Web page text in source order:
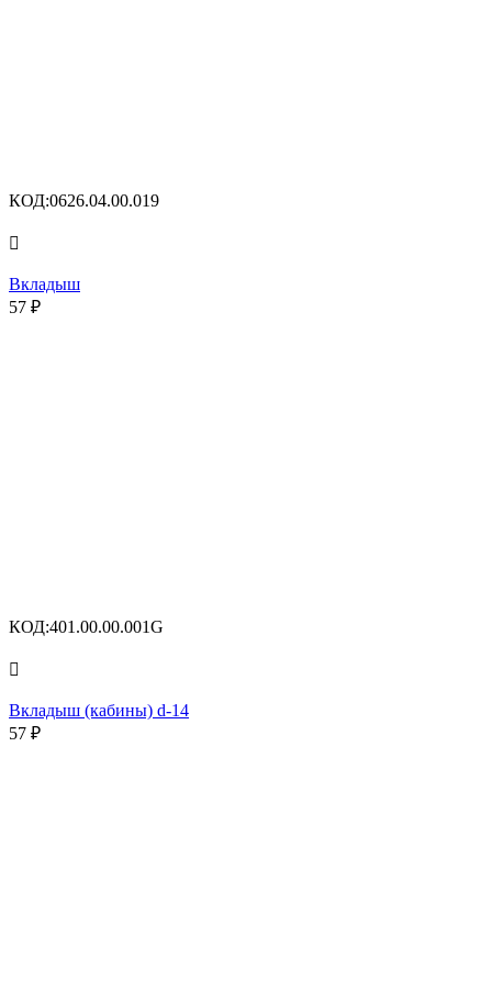
КОД:0626.04.00.019

Вкладыш
57 ₽
КОД:401.00.00.001G

Вкладыш (кабины) d-14
57 ₽